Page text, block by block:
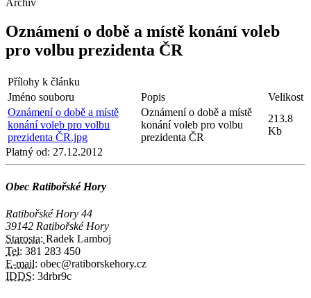
Oznámení o době a místě konání voleb
pro volbu prezidenta ČR
Přílohy k článku
Jméno souboru
Popis
Velikost
Oznámení o době a místě
konání voleb pro volbu
prezidenta ČR.jpg
Oznámení o době a místě
konání voleb pro volbu
prezidenta ČR
213.8
Kb
Platný od: 27.12.2012
Obec Ratibořské Hory
Ratibořské Hory 44
39142 Ratibořské Hory
Starosta: Radek Lamboj
Tel: 381 283 450
E-mail: obec@ratiborskehory.cz
IDDS: 3drbr9c